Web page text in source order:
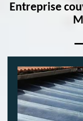
Entreprise